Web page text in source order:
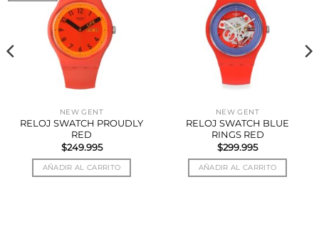
NEW GENT
RELOJ SWATCH PROUDLY
RED
$249.995
AÑADIR AL CARRITO
NEW GENT
RELOJ SWATCH BLUE
RINGS RED
$299.995
AÑADIR AL CARRITO